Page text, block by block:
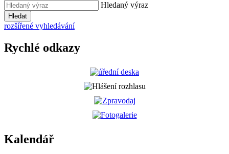
Hledaný výraz
Hledat
rozšířené vyhledávání
Rychlé odkazy
Kalendář